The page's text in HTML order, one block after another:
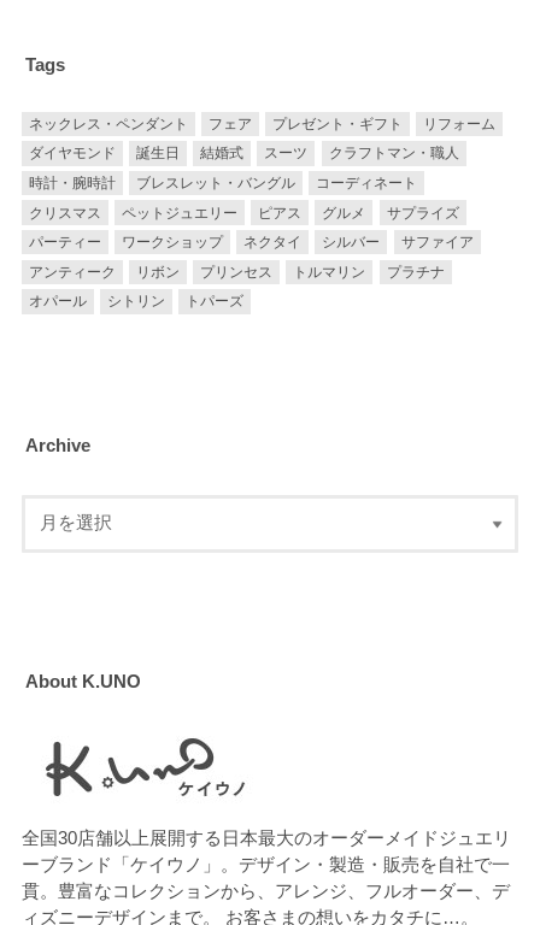
Tags
ネックレス・ペンダント フェア プレゼント・ギフト
リフォーム
ダイヤモンド
誕生日 結婚式 スーツ
クラフトマン・職人
時計・腕時計
ブレスレット・バングル
コーディネート
クリスマス
ペットジュエリー ピアス グルメ
サプライズ
パーティー
ワークショップ ネクタイ シルバー
サファイア
アンティーク
リボン プリンセス トルマリン
プラチナ
オパール
シトリン トパーズ
Archive
About K.UNO
全国30店舗以上展開する日本最大のオーダーメイドジュエリ
ーブランド「ケイウノ」。デザイン・製造・販売を自社で一
貫。豊富なコレクションから、アレンジ、フルオーダー、デ
ィズニーデザインまで。 お客さまの想いをカタチに…。